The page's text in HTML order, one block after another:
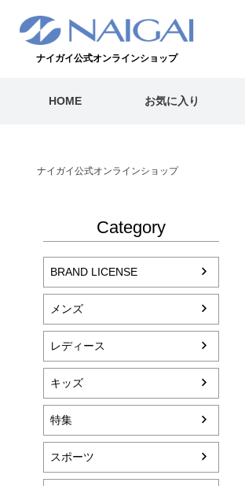
ナイガイ公式オンラインショップ
HOME お気に入り
ナイガイ公式オンラインショップ
Category
BRAND LICENSE
メンズ
レディース
キッズ
特集
スポーツ